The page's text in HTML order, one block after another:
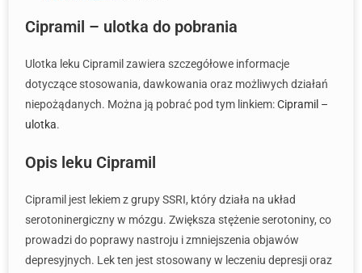
Cipramil – ulotka do pobrania
Ulotka leku Cipramil zawiera szczegółowe informacje
dotyczące stosowania, dawkowania oraz możliwych działań
niepożądanych. Można ją pobrać pod tym linkiem:Cipramil –
ulotka.
Opis leku Cipramil
Cipramil jest lekiem z grupy SSRI, który działa na układ
serotoninergiczny w mózgu. Zwiększa stężenie serotoniny, co
prowadzi do poprawy nastroju i zmniejszenia objawów
depresyjnych. Lek ten jest stosowany w leczeniu depresji oraz